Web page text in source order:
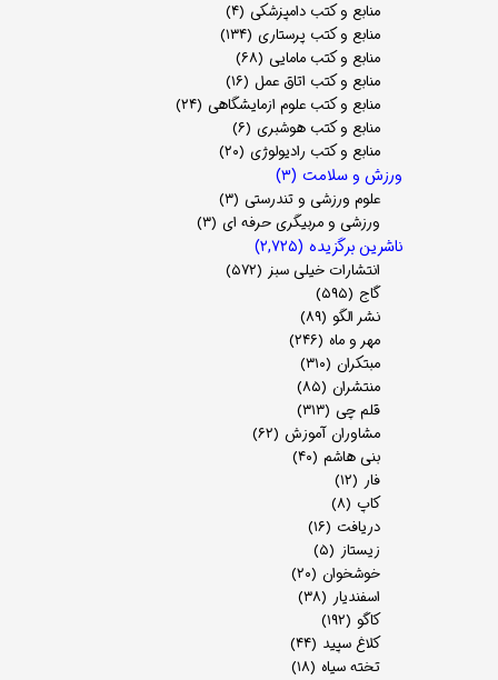
منابع و کتب دامپزشکی (۴)
منابع و کتب پرستاری (۱۳۴)
منابع و کتب مامایی (۶۸)
منابع و کتب اتاق عمل (۱۶)
منابع و کتب علوم ازمایشگاهی (۲۴)
منابع و کتب هوشبری (۶)
منابع و کتب رادیولوژی (۲۰)
ورزش و سلامت (۳)
علوم ورزشی و تندرستی (۳)
ورزشی و مربیگری حرفه ای (۳)
ناشرین برگزیده (۲,۷۲۵)
انتشارات خیلی سبز (۵۷۲)
گاج (۵۹۵)
نشر الگو (۸۹)
مهر و ماه (۲۴۶)
مبتکران (۳۱۰)
منتشران (۸۵)
قلم چی (۳۱۳)
مشاوران آموزش (۶۲)
بنی هاشم (۴۰)
فار (۱۲)
کاپ (۸)
دریافت (۱۶)
زیستاز (۵)
خوشخوان (۲۰)
اسفندیار (۳۸)
کاگو (۱۹۲)
کلاغ سپید (۴۴)
تخته سیاه (۱۸)